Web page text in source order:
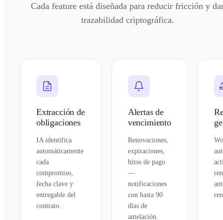
Cada feature está diseñada para reducir fricción y
trazabilidad criptográfica.
Extracción de
obligaciones
IA identifica
automáticamente
cada
compromiso,
fecha clave y
entregable del
contrato.
Alertas de
vencimiento
Renovaciones,
expiraciones,
hitos de pago
—
notificaciones
con hasta 90
días de
antelación.